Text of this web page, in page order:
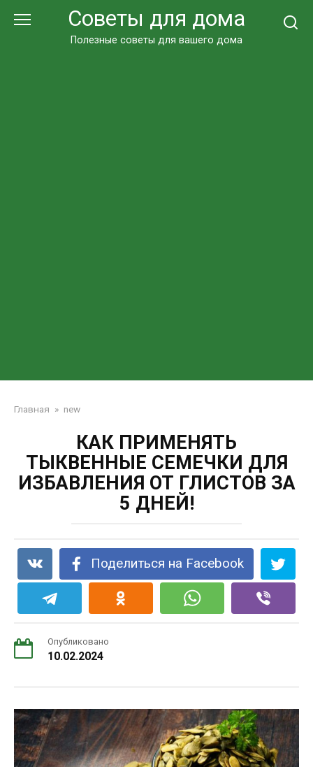
Советы для дома
Полезные советы для вашего дома
Главная » new
КАК ПРИМЕНЯТЬ
ТЫКВЕННЫЕ СЕМЕЧКИ ДЛЯ
ИЗБАВЛЕНИЯ ОТ ГЛИСТОВ ЗА
5 ДНЕЙ!
Поделиться на Facebook
Опубликовано
10.02.2024